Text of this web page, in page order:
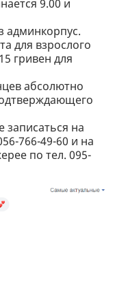
9.00 и
админкорпус.
для взрослого
гривен для
абсолютно
на
766-49-60 и на
по тел. 095-